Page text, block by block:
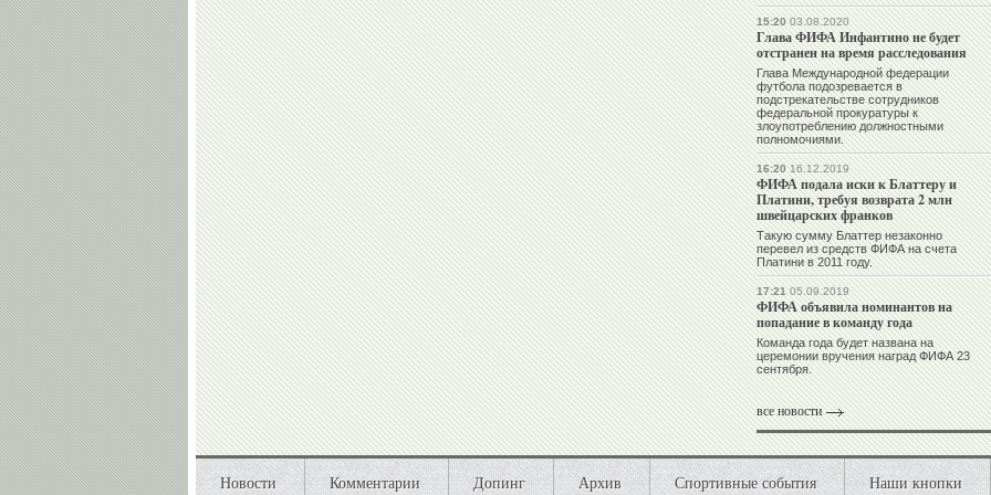
15:2003.08.2020
Глава ФИФА Инфантино не будет
отстранен на время расследования
Глава Международной федерации
футбола подозревается в
подстрекательстве сотрудников
федеральной прокуратуры к
злоупотреблению должностными
полномочиями.
16:2016.12.2019
ФИФА подала иски к Блаттеру и
Платини, требуя возврата 2 млн
швейцарских франков
Такую сумму Блаттер незаконно
перевел из средств ФИФА на счета
Платини в 2011 году.
17:2105.09.2019
ФИФА объявила номинантов на
попадание в команду года
Команда года будет названа на
церемонии вручения наград ФИФА 23
сентября.
все новости
Новости Комментарии Допинг Архив Спортивные события Наши кнопки